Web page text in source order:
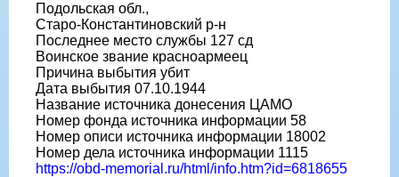
Подольская обл.,
Старо-Константиновский р-н
Последнее место службы 127 сд
Воинское звание красноармеец
Причина выбытия убит
Дата выбытия 07.10.1944
Название источника донесения ЦАМО
Номер фонда источника информации 58
Номер описи источника информации 18002
Номер дела источника информации 1115
https://obd-memorial.ru/html/info.htm?id=6818655